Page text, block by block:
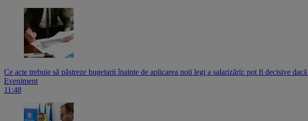
Ce acte trebuie să păstreze bugetarii înainte de aplicarea noii legi a salarizării: pot fi decisive
Eveniment
11:48